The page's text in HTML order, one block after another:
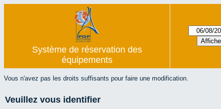
Système de réservation des
équipements
Vous n'avez pas les droits suffisants pour faire une modification.
Veuillez vous identifier